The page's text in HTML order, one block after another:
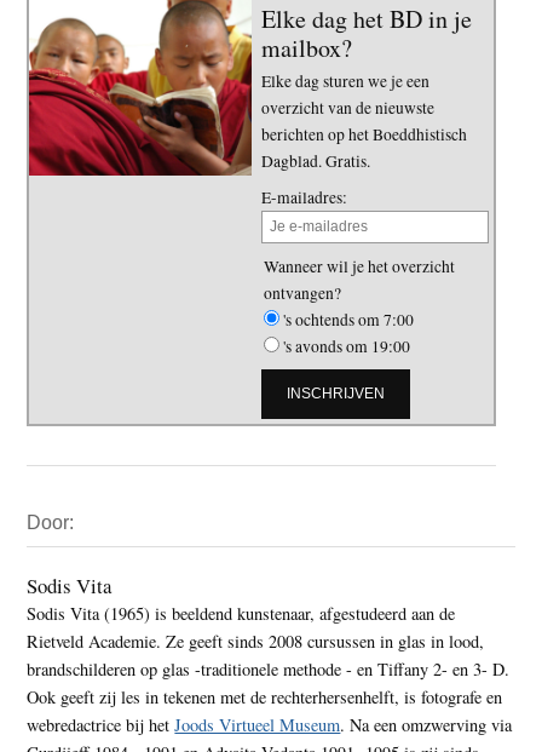
Elke dag het BD in je
mailbox?
Elke dag sturen we je een
overzicht van de nieuwste
berichten op het Boeddhistisch
Dagblad. Gratis.
E-mailadres:
Wanneer wil je het overzicht
ontvangen?
's ochtends om 7:00
's avonds om 19:00
Sidebar
Door:
Sodis Vita
Sodis Vita (1965) is beeldend kunstenaar, afgestudeerd aan de
Rietveld Academie. Ze geeft sinds 2008 cursussen in glas in lood,
brandschilderen op glas -traditionele methode - en Tiffany 2- en 3- D.
Ook geeft zij les in tekenen met de rechterhersenhelft, is fotografe en
webredactrice bij hetJoods Virtueel Museum. Na een omzwerving via